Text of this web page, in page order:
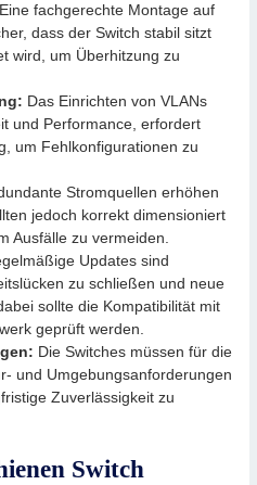
Eine fachgerechte Montage auf
dass der Switch stabil sitzt
wird, um Überhitzung zu
Das Einrichten von VLANs
und Performance, erfordert
um Fehlkonfigurationen zu
Stromquellen erhöhen
jedoch korrekt dimensioniert
Ausfälle zu vermeiden.
Updates sind
zu schließen und neue
sollte die Kompatibilität mit
geprüft werden.
Die Switches müssen für die
und Umgebungsanforderungen
Zuverlässigkeit zu
Switch